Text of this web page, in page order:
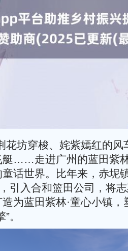
花坊穿梭、姹紫嫣红的风
艇……走进广州的蓝田紫
话世界。比年来，赤坭
引入合和篮田公司，将
为蓝田紫林·童心小镇，
。